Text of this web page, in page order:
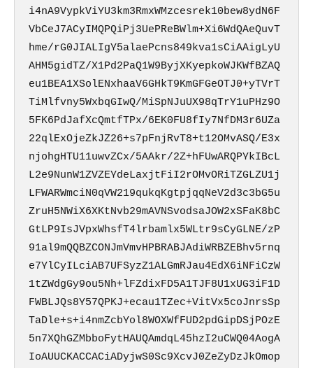
i4nA9VypkViYU3km3RmxWMzcesrek10bew8ydN6F
VbCeJ7ACyIMQPQiPj3UePReBWlm+Xi6WdQAeQuvT
hme/rG0JIALIgY5alaePcns849kva1sCiAAigLyU
AHM5gidTZ/X1Pd2PaQ1W9ByjXKyepkoWJKWfBZAQ
eu1BEA1XSolENxhaaV6GHkT9KmGFGeOTJ0+yTVrT
TiMlfvny5WxbqGIwQ/MiSpNJuUX98qTrY1uPHz9O
5FK6PdJafXcQmtfTPx/6EK0FU8fIy7NfDM3r6UZa
22qlExOjeZkJZ26+s7pFnjRvT8+t12OMvASQ/E3x
njohgHTU11uwvZCx/5AAkr/2Z+hFUwARQPYkIBcL
L2e9NunW1ZVZEYdeLaxjtFiI2rOMvORiTZGLZU1j
LFWARWmciN0qVW219qukqKgtpjqqNeV2d3c3bG5u
ZruH5NWiX6XKtNvb29mAVNSvodsaJOW2xSFaK8bC
GtLP9IsJVpxWhsfT4lrbamlx5WLtr9sCyGLNE/zP
91al9mQQBZCONJmVmvHPBRABJAdiWRBZEBhv5rnq
e7YlCyILciAB7UFSyzZ1ALGmRJau4EdX6iNFiCzW
1tZWdgGy9ou5Nh+lFZdixFD5A1TJF8U1xUG3iF1D
FWBLJQs8Y57QPKJ+ecau1TZec+VitVx5coJnrsSp
TaDle+s+i4nmZcbYol8WOXWfFUD2pdGipDSjPOzE
5n7XQhGZMbboFytHAUQAmdqL45hzI2uCWQ04AogA
IoAUUCKACCACiADyjwS0Sc9XcvJ0ZeZyDzJkOmop